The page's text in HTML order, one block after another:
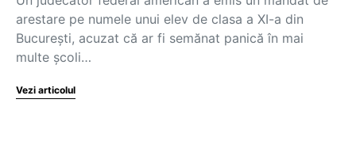
arestare pe numele unui elev de clasa a XI-a din
București, acuzat că ar fi semănat panică în mai
multe școli…
Vezi articolul